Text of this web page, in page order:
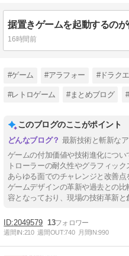
16時間前
#ゲーム #アラフォー #ドラクエ
#レトロゲーム #まとめブログ
このブログのここがポイント
最新技術と斬新な
ゲームの付加価値や技術進化につ
トローラーの耐久性やグラフィッ
あらゆる面でのチャレンジと改善点
ゲームデザインの革新や過去との
容となっており、現場の技術革新と
2049579 13
週間IN:210 週間OUT:740 月間IN:990